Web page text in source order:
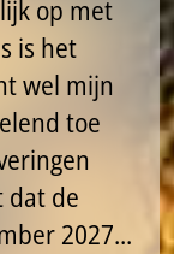
op met
is het
wel mijn
toe
dat de
2027...